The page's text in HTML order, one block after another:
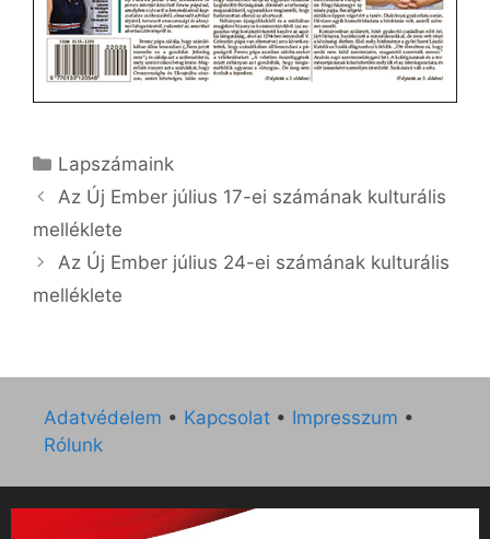
Kategória
Lapszámaink
Az Új Ember július 17-ei számának kulturális
melléklete
Az Új Ember július 24-ei számának kulturális
melléklete
Adatvédelem • Kapcsolat • Impresszum •
Rólunk